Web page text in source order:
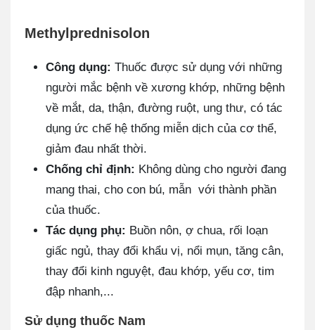
Methylprednisolon
Công dụng: Thuốc được sử dụng với những
người mắc bệnh về xương khớp, những bệnh
về mắt, da, thận, đường ruột, ung thư, có tác
dụng ức chế hệ thống miễn dịch của cơ thể,
giảm đau nhất thời.
Chống chỉ định: Không dùng cho người đang
mang thai, cho con bú, mẫn với thành phần
của thuốc.
Tác dụng phụ: Buồn nôn, ợ chua, rối loạn
giấc ngủ, thay đổi khẩu vị, nổi mụn, tăng cân,
thay đổi kinh nguyệt, đau khớp, yếu cơ, tim
đập nhanh,...
Sử dụng thuốc Nam